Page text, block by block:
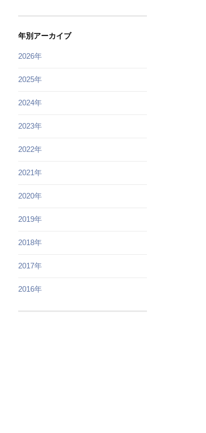
年別アーカイブ
2026年
2025年
2024年
2023年
2022年
2021年
2020年
2019年
2018年
2017年
2016年